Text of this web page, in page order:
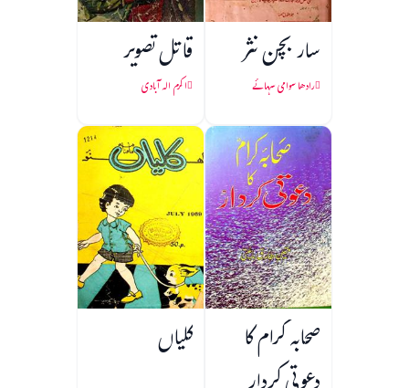
سار بچن نثر
رادھا سوامی سہائے
قاتل تصویر
اکرم الہ آبادی
صحابہ کرام کا کلیاں